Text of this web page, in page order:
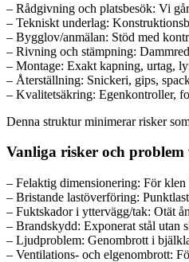
– Rådgivning och platsbesök: Vi
– Tekniskt underlag:
– Bygglov/anmälan: Stöd med
– Rivning och stämpning:
– Montage: Exakt kapning, urtag,
– Återställning: Snickeri, gips,
– Kvalitetsäkring: Egenkontroller,
Denna struktur minimerar risker
Vanliga risker och problem
– Felaktig dimensionering: För
– Bristande lastöverföring:
– Fuktskador i yttervägg/tak: Otät
– Brandskydd: Exponerat stål utan
– Ljudproblem: Genombrott i
– Ventilations- och elgenombrott: